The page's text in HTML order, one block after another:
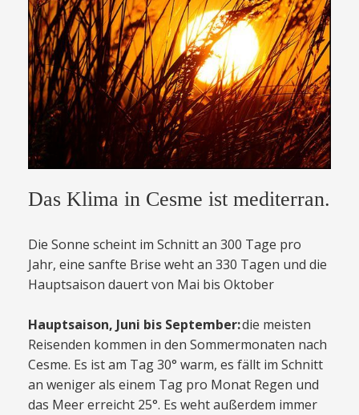
Das Klima in Cesme ist mediterran.
Die Sonne scheint im Schnitt an 300 Tage pro
Jahr, eine sanfte Brise weht an 330 Tagen und die
Hauptsaison dauert von Mai bis Oktober
Hauptsaison, Juni bis September:die meisten
Reisenden kommen in den Sommermonaten nach
Cesme. Es ist am Tag 30° warm, es fällt im Schnitt
an weniger als einem Tag pro Monat Regen und
das Meer erreicht 25°. Es weht außerdem immer